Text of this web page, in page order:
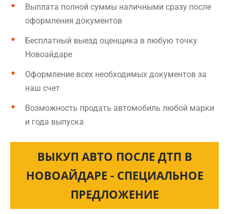
Выплата полной суммы наличными сразу после
оформления документов
Бесплатный выезд оценщика в любую точку
Новоайдаре
Оформление всех необходимых документов за
наш счет
Возможность продать автомобиль любой марки
и года выпуска
ВЫКУП АВТО ПОСЛЕ ДТП В
НОВОАЙДАРЕ - СПЕЦИАЛЬНОЕ
ПРЕДЛОЖЕНИЕ